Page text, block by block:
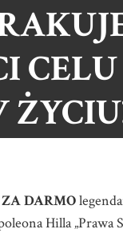
CELU
ZA DARMO
Hilla „Prawa